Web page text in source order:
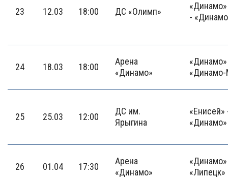
23 12.03 18:00 ДС «Олимп»
-
24 18.03 18:00
Арена
«Динамо»
«Динамо-
25 25.03 12:00
ДС им.
Ярыгина
«Енисей»
26 01.04 17:30
Арена
«Динамо»
«Липецк»